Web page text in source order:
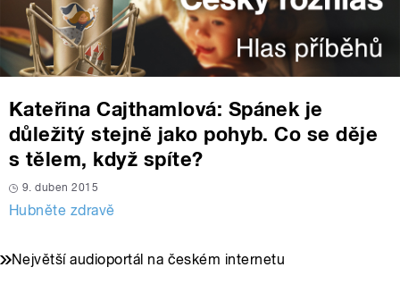
Kateřina Cajthamlová: Spánek je
důležitý stejně jako pohyb. Co se děje
s tělem, když spíte?
9. duben 2015
Hubněte zdravě
Největší audioportál na českém internetu